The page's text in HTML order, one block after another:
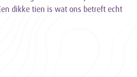
dikke tien is wat ons betreft echt